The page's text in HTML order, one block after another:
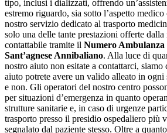
tipo, inclusi i dializzati, offrendo
estremo riguardo, sia sotto l’aspetto
nostro servizio dedicato al trasporto
solo una delle tante prestazioni offerte dalla
contattabile tramite il Numero
Sant’agnese Annibaliano. Alla luce di
nostro aiuto non esitate a contattarci, siamo
aiuto potrete avere un valido alleato in ogni
e non. Gli operatori del nostro centro
per situazioni d’emergenza in quanto
strutture sanitarie e, in caso di urgenze
trasporto presso il presidio ospedaliero più
segnalato dal paziente stesso. Oltre a